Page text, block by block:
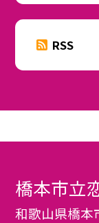
RSS
橋本市立
和歌山県橋本